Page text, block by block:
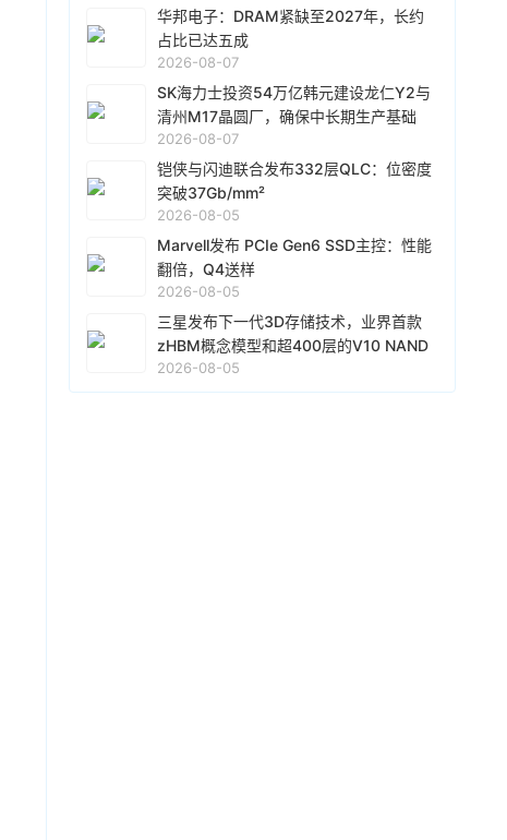
趋势。目前存储市场供给持续紧张，预计2027年
DRAM供给将较2026年更吃紧。随着PC和服务器
平台持续升级，DDR5已成为市场主流，长期而
言，DDR5将比DDR4更紧缺。
由于对AI基础设施的投资导致其季度自由现金流
转为赤字，谷歌母公司Alphabet再次寻求在债券
市场获得大规模融资。Alphabet宣布计划发行总
额高达250亿美元的美元计价公司债券。该债券
将分为10个档次，期限从2年到40年不等。其中
期限最长的40年期债券，其发行利率预计比美国
烈，认购额超过发行规模的四倍，总额达1150亿
美元。
昨天 08-07 10:02
据外媒报道，为应对 HBM 内存供应短缺问题，英
伟达考虑降低 Rubin Ultra GPU 配置。报道援引
知情人士消息称，在过去数周时间里英伟达内部
至少测试了 3 种低 HBM 配置的 Rubin Ultra
GPU。但降低 HBM 容量后，必然影响 Rubin
Ultra GPU 的整体性能，英伟达正尝试从其它方
面入手，减少降低 HBM 容量后对性能的影响。
昨天 08-07 09:46
AMD宣布达成协议，将收购总部位于多伦多的AI
推理芯片初创公司Taalas。Taalas生产的芯片专
为推理任务设计，将AI模型直接集成到硅芯片
中，其产品可针对单一AI模型进行定制或硬连
昨天 08-07 09:25
8月7日，日韩股市双双高开后跳水。截至发稿，
日经225指数、韩国综指均跌超1%。存储概念个
股方面，截至发稿，三星涨超2%，SK海力士跌超
1%，铠侠跌超6%。
华邦电子：DRAM紧缺至2027年，长约
占比已达五成
2026-08-07
SK海力士投资54万亿韩元建设龙仁Y2与
清州M17晶圆厂，确保中长期生产基础
2026-08-07
铠侠与闪迪联合发布332层QLC：位密度
突破37Gb/mm²
2026-08-05
Marvell发布 PCIe Gen6 SSD主控：性能
翻倍，Q4送样
2026-08-05
三星发布下一代3D存储技术，业界首款
zHBM概念模型和超400层的V10 NAND
亮相
2026-08-05